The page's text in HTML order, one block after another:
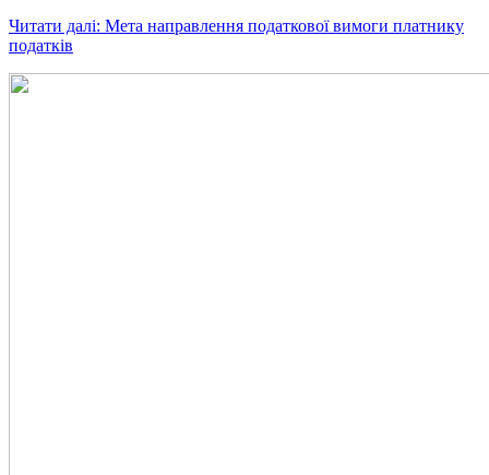
Читати далі: Мета направлення податкової вимоги платнику
податків